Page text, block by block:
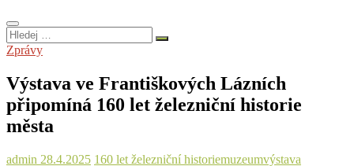
Hledej
…
Zprávy
Výstava ve Františkových Lázních
připomíná 160 let železniční historie
města
admin 28.4.2025 160 let železniční historiemuzeumvýstava